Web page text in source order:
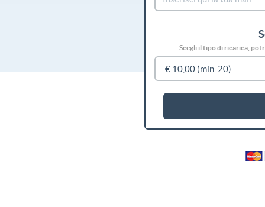
Scegli il tipo di ricarica,